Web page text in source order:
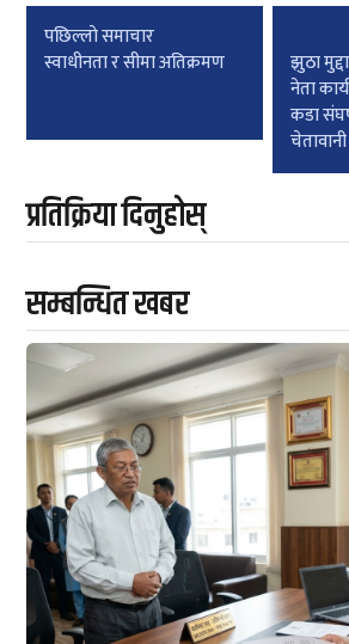
Post
navigation
पछिल्लाे समाचार
स्वाधीनता र सीमा अतिक्रमण
झुठा
नेता
कडा
चेतावानी
प्रतिक्रिया दिनुहोस्
सम्बन्धित खबर